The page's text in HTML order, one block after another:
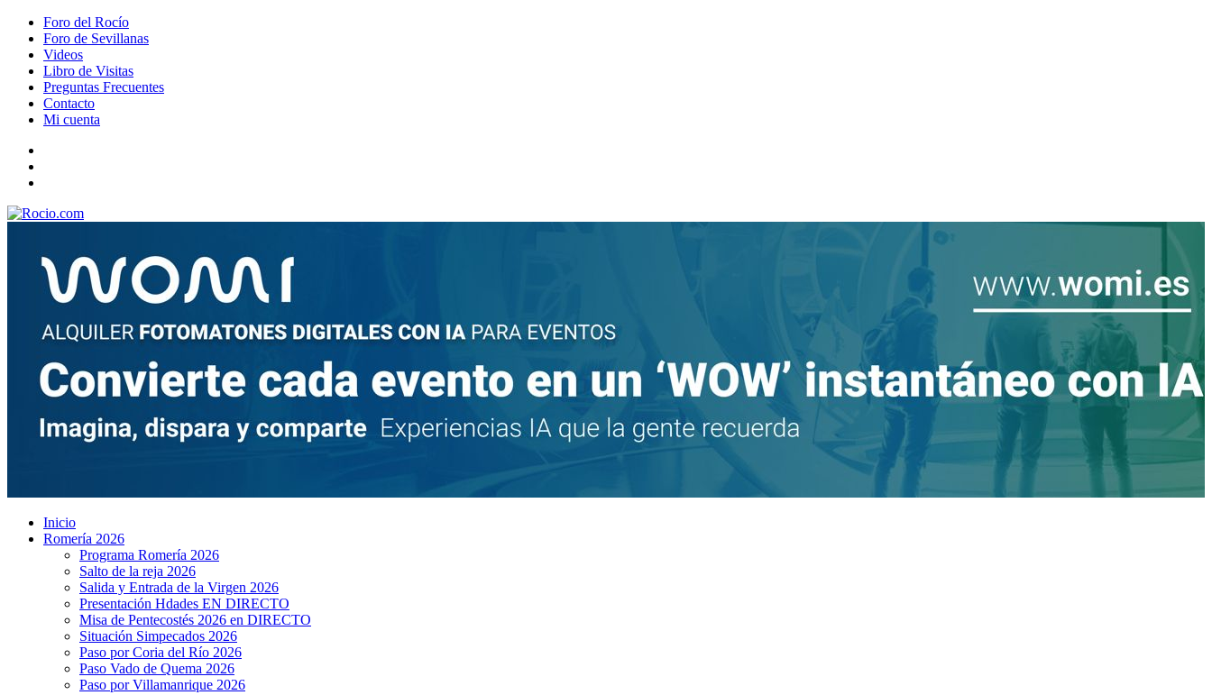
Foro del Rocío
Foro de Sevillanas
Videos
Libro de Visitas
Preguntas Frecuentes
Contacto
Mi cuenta
Inicio
Romería 2026
Programa Romería 2026
Salto de la reja 2026
Salida y Entrada de la Virgen 2026
Presentación Hdades EN DIRECTO
Misa de Pentecostés 2026 en DIRECTO
Situación Simpecados 2026
Paso por Coria del Río 2026
Paso Vado de Quema 2026
Paso por Villamanrique 2026